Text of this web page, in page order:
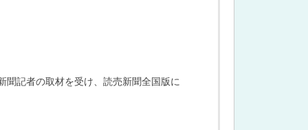
聞記者の取材を受け、読売新聞全国版に